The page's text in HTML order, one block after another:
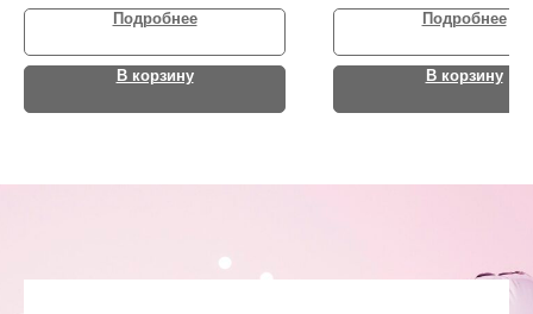
Подробнее
В корзину
Подробнее
В корзину